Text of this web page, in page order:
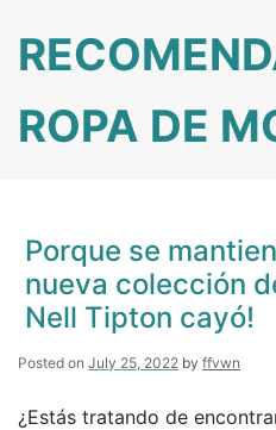
content
ROPA DE
Porque se
nueva colección
Nell Tipton cayó!
Posted on July 25, 2022 by ffvwn
¿Estás tratando de